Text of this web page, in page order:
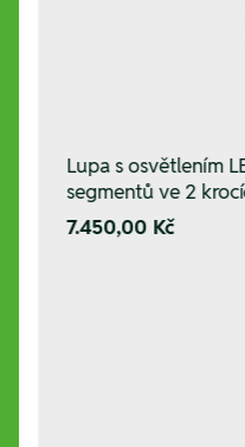
Lupa s osvětlením
segmentů ve 2
7.450,00 Kč